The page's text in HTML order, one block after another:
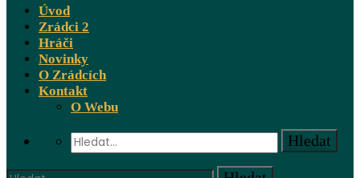
Úvod
Zrádci 2
Hráči
Novinky
O Zrádcích
Kontakt
O Webu